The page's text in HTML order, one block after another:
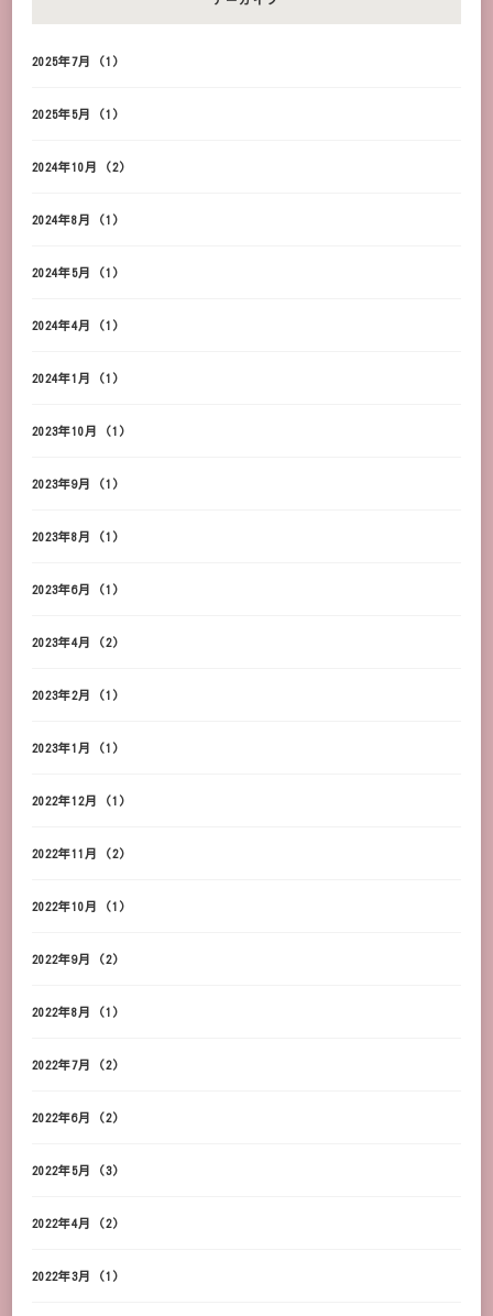
2025年7月 (1)
2025年5月 (1)
2024年10月 (2)
2024年8月 (1)
2024年5月 (1)
2024年4月 (1)
2024年1月 (1)
2023年10月 (1)
2023年9月 (1)
2023年8月 (1)
2023年6月 (1)
2023年4月 (2)
2023年2月 (1)
2023年1月 (1)
2022年12月 (1)
2022年11月 (2)
2022年10月 (1)
2022年9月 (2)
2022年8月 (1)
2022年7月 (2)
2022年6月 (2)
2022年5月 (3)
2022年4月 (2)
2022年3月 (1)